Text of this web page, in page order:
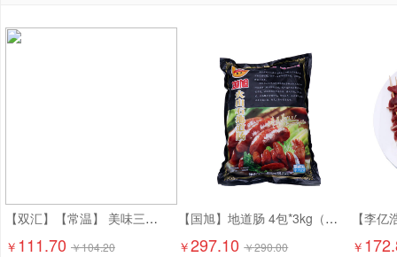
【双汇】【常温】 美味三文治香肠 1.8kg*4个 7.2kg
￥ 111.70 ￥104.20
【国旭】地道肠 4包*3kg（60g*50个/包）12kg 含肉量80%
￥297.10 ￥290.00 ￥